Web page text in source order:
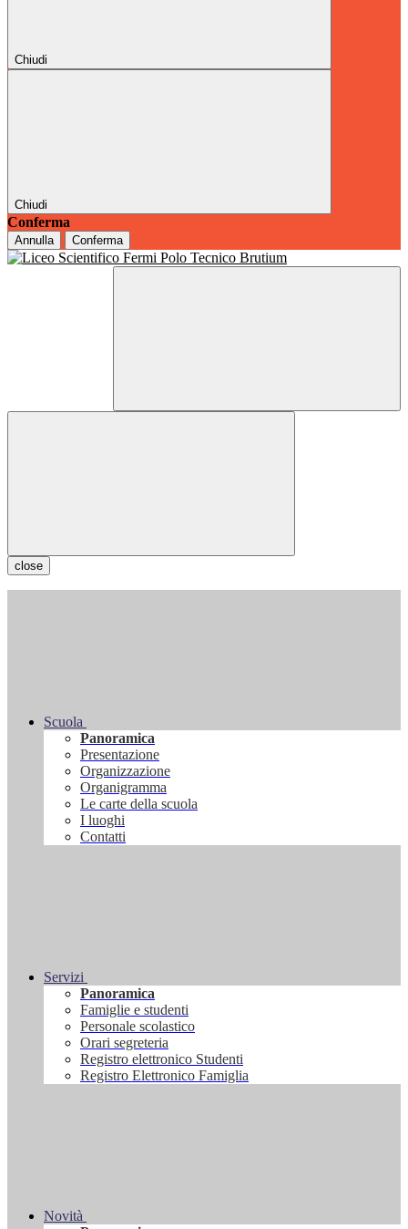
Chiudi
Chiudi
Conferma
Annulla Conferma
close
Scuola
Panoramica
Presentazione
Organizzazione
Organigramma
Le carte della scuola
I luoghi
Contatti
Servizi
Panoramica
Famiglie e studenti
Personale scolastico
Orari segreteria
Registro elettronico Studenti
Registro Elettronico Famiglia
Novità